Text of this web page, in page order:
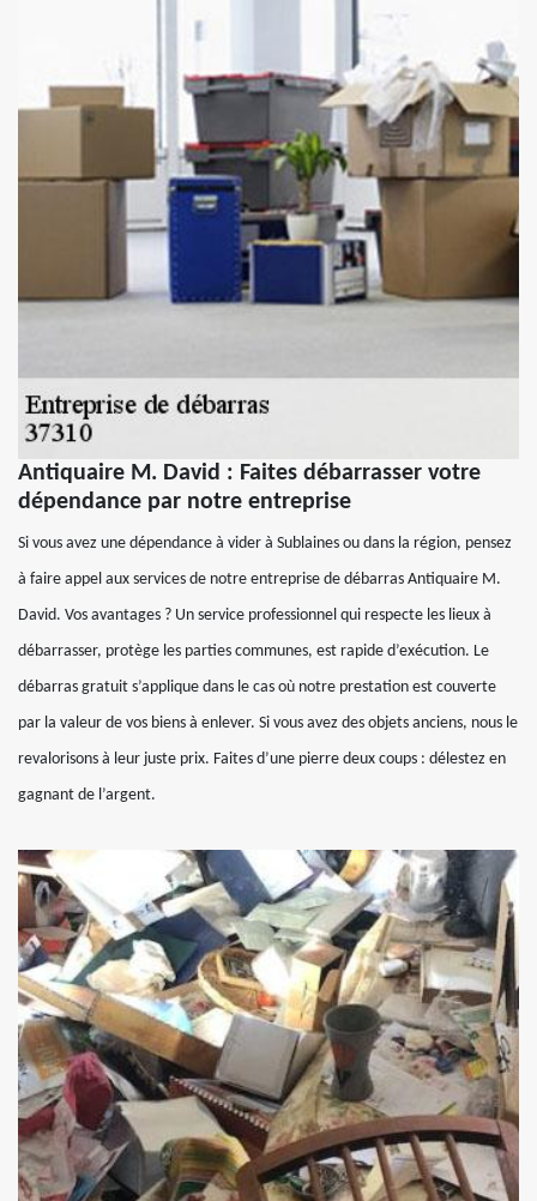
Antiquaire M. David : Faites débarrasser votre
dépendance par notre entreprise
Si vous avez une dépendance à vider à Sublaines ou dans la région, pensez
à faire appel aux services de notre entreprise de débarras Antiquaire M.
David. Vos avantages ? Un service professionnel qui respecte les lieux à
débarrasser, protège les parties communes, est rapide d’exécution. Le
débarras gratuit s’applique dans le cas où notre prestation est couverte
par la valeur de vos biens à enlever. Si vous avez des objets anciens, nous le
revalorisons à leur juste prix. Faites d’une pierre deux coups : délestez en
gagnant de l’argent.